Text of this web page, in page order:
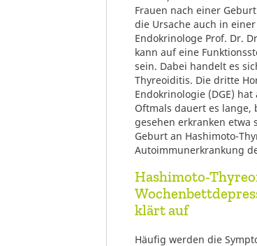
Frauen nach einer
die Ursache auch in
Endokrinologe Prof. Dr.
kann auf eine
sein. Dabei handelt es
Thyreoiditis. Die dritte
Endokrinologie (DGE)
Oftmals dauert es lange,
gesehen erkranken etwa
Geburt an Hashimoto-
Autoimmunerkrankung
Hashimoto-
klärt auf
Häufig werden die